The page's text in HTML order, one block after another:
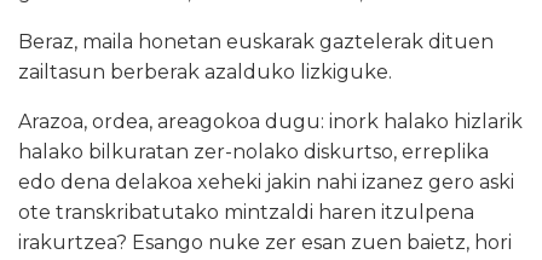
Beraz, maila honetan euskarak gaztelerak dituen
zailtasun berberak azalduko lizkiguke.
Arazoa, ordea, areagokoa dugu: inork halako hizlarik
halako bilkuratan zer-nolako diskurtso, erreplika
edo dena delakoa xeheki jakin nahi izanez gero aski
ote transkribatutako mintzaldi haren itzulpena
irakurtzea? Esango nuke zer esan zuen baietz, hori